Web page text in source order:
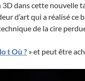
3D dans cette nouvelle
d’art qui a réalisé ce
de la cire
t Où ? » et peut être